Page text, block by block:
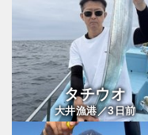
タチウオ
大井漁港／3日前